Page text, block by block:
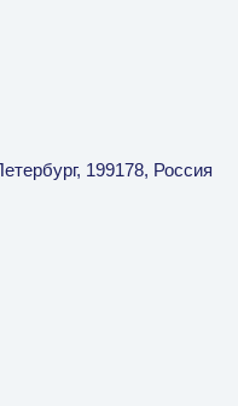
199178, Россия